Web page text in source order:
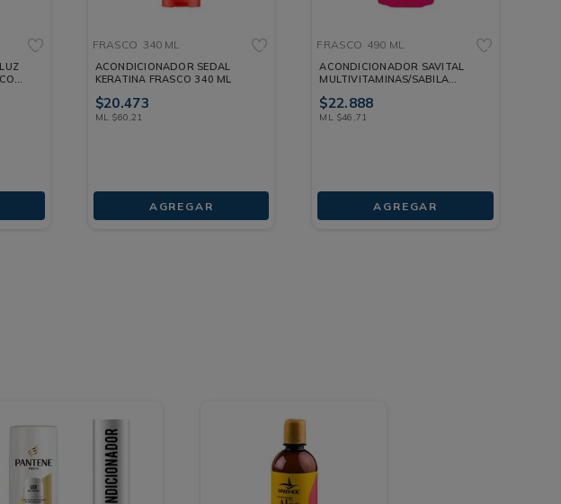
FRASCO 340 ML
ACONDICIONADOR SEDAL
KERATINA FRASCO 340 ML
$20.473
ML $60,21
AGREGAR
FRASCO 490 ML
ACONDICIONADOR SAVITAL
MULTIVITAMINAS/SABILA
$22.888
ML $46 ,71
AGREGAR